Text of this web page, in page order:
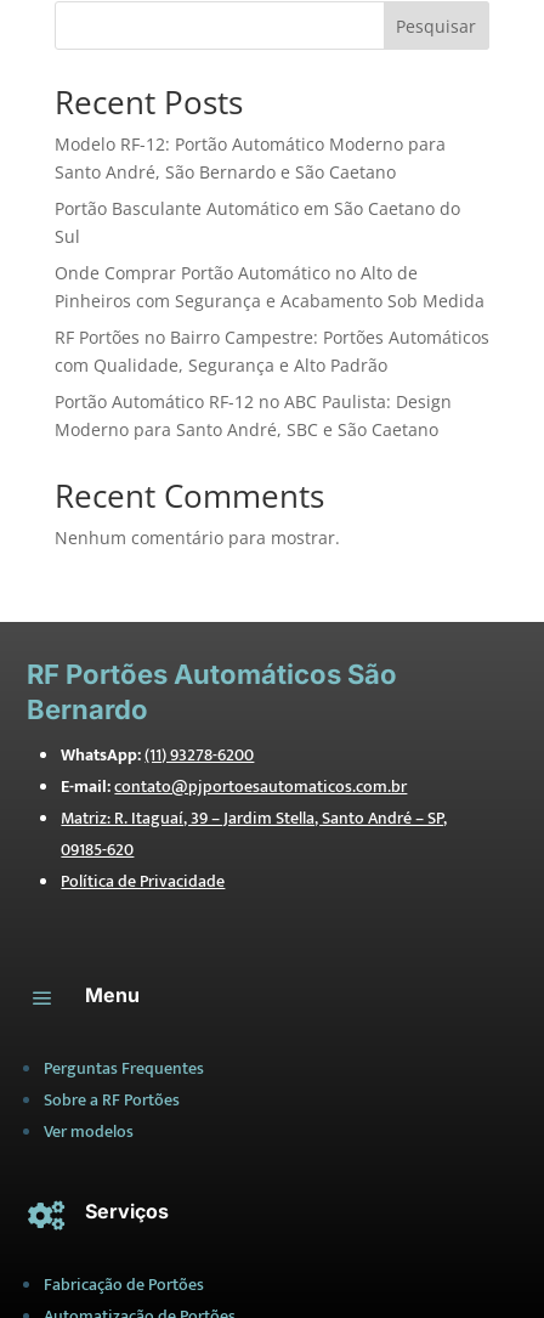
Pesquisar
Recent Posts
Modelo RF-12: Portão Automático Moderno para
Santo André, São Bernardo e São Caetano
Portão Basculante Automático em São Caetano do
Sul
Onde Comprar Portão Automático no Alto de
Pinheiros com Segurança e Acabamento Sob Medida
RF Portões no Bairro Campestre: Portões Automáticos
com Qualidade, Segurança e Alto Padrão
Portão Automático RF-12 no ABC Paulista: Design
Moderno para Santo André, SBC e São Caetano
Recent Comments
Nenhum comentário para mostrar.
RF Portões Automáticos São
Bernardo
WhatsApp:(11) 93278-6200
E-mail:contato@pjportoesautomaticos.com.br
Matriz: R. Itaguaí, 39 – Jardim Stella, Santo André – SP,
09185-620
Política de Privacidade
a Menu
Perguntas Frequentes
Sobre a RF Portões
Ver modelos
 Serviços
Fabricação de Portões